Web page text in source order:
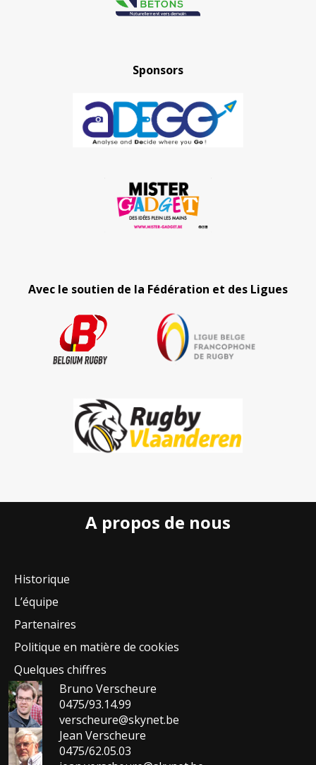
Sponsors
Avec le soutien de la Fédération et des Ligues
A propos de nous
Historique
L’équipe
Partenaires
Politique en matière de cookies
Quelques chiffres
Bruno Verscheure
0475/93.14.99
verscheure@skynet.be
Jean Verscheure
0475/62.05.03